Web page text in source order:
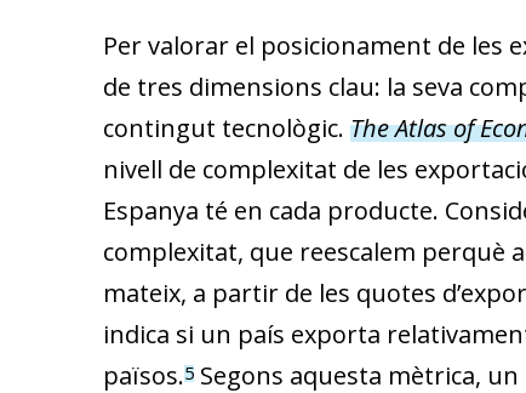
Per valorar el posicionament de les
de tres dimensions clau: la seva
contingut tecnològic. The Atlas of
nivell de complexitat de les
Espanya té en cada producte.
complexitat, que reescalem perquè
mateix, a partir de les quotes
indica si un país exporta
països.5Segons aquesta mètrica,